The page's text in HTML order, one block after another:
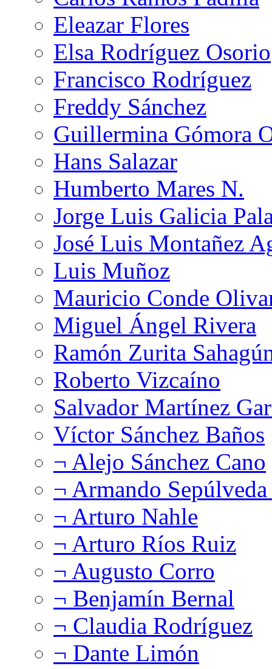
Eleazar Flores
Elsa Rodríguez Osorio
Francisco Rodríguez
Freddy Sánchez
Guillermina Gómora
Hans Salazar
Humberto Mares N.
Jorge Luis Galicia
José Luis Montañez
Luis Muñoz
Mauricio Conde
Miguel Ángel Rivera
Ramón Zurita
Roberto Vizcaíno
Salvador Martínez
Víctor Sánchez Baños
¬ Alejo Sánchez Cano
¬ Armando
¬ Arturo Nahle
¬ Arturo Ríos Ruiz
¬ Augusto Corro
¬ Benjamín Bernal
¬ Claudia Rodríguez
¬ Dante Limón